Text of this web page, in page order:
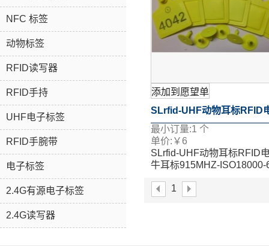
NFC 标签
动物标签
RFID读写器
RFID手持
UHF电子标签
RFID手腕带
电子标签
2.4G有源电子标签
2.4G读写器
添加到愿望单
SLrfid-UHF动物耳标RFID
牛耳标915MHZ-ISO18000-
耳标
最小订量:1 个
单价: ￥6
SLrfid-UHF动物耳标RFID
牛耳标915MHZ-ISO18000-
1